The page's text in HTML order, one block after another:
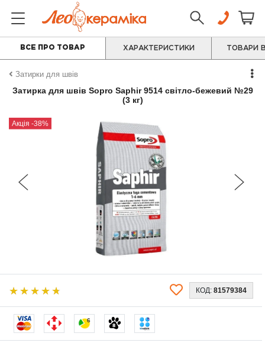
ВСЕ ПРО ТОВАР ХАРАКТЕРИСТИКИ ТОВАРИ В
Затирки для швів
Затирка для швів Sopro Saphir 9514 світло-бежевий №29
(3 кг)
Акція -38%
КОД: 81579384
6